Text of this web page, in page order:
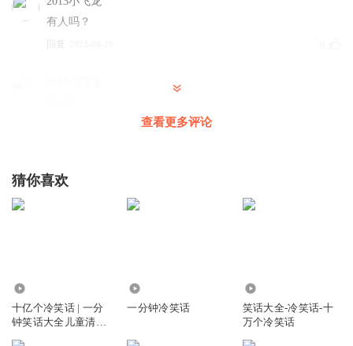
有人吗？
回复
九
查看更多评论
猜你喜欢
十亿个冷笑话 | 一分
钟笑话大全儿童清新
一分钟冷笑话
笑话大全-冷笑话-十
万个冷笑话